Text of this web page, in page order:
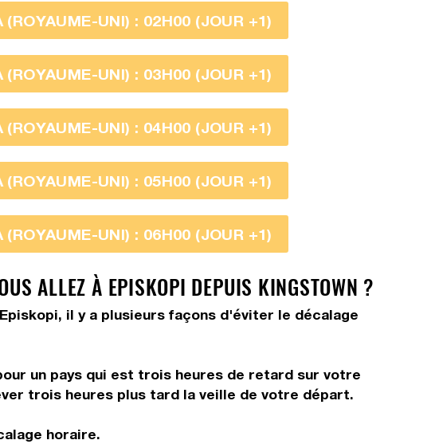
(ROYAUME-UNI) : 02H00 (JOUR +1)
(ROYAUME-UNI) : 03H00 (JOUR +1)
(ROYAUME-UNI) : 04H00 (JOUR +1)
(ROYAUME-UNI) : 05H00 (JOUR +1)
(ROYAUME-UNI) : 06H00 (JOUR +1)
ALLEZ À EPISKOPI DEPUIS KINGSTOWN ?
il y a plusieurs façons d'éviter le décalage
un pays qui est trois heures de retard sur votre
trois heures plus tard la veille de votre départ.
horaire.